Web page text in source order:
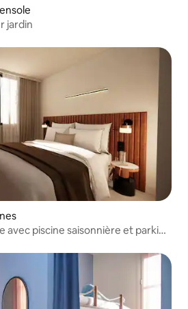
jardin
avec piscine saisonnière et parking